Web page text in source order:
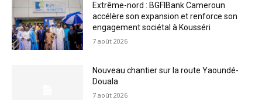
Extrême-nord : BGFIBank Cameroun
accélère son expansion et renforce son
engagement sociétal à Kousséri
7 août 2026
Nouveau chantier sur la route Yaoundé-
Douala
7 août 2026